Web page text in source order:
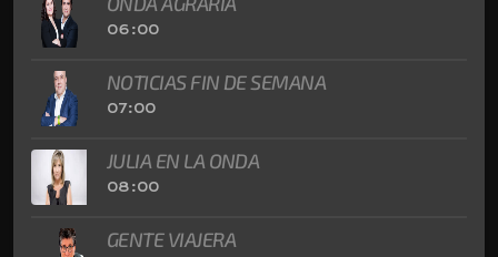
06:00
NOTICIAS FIN DE SEMANA
07:00
JULIA EN LA ONDA
08:00
GENTE VIAJERA